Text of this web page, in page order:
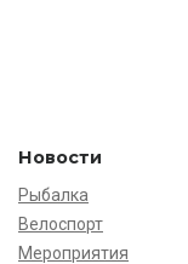
Новости
Рыбалка
Велоспорт
Мероприятия